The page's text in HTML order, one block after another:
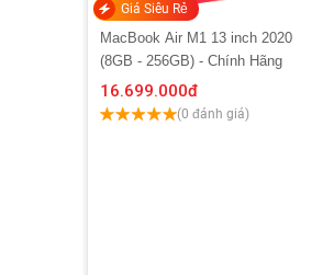
Giá Siêu Rẻ
MacBook Air M1 13 inch 2020
(8GB - 256GB) - Chính Hãng
16.699.000đ
(0 đánh giá)